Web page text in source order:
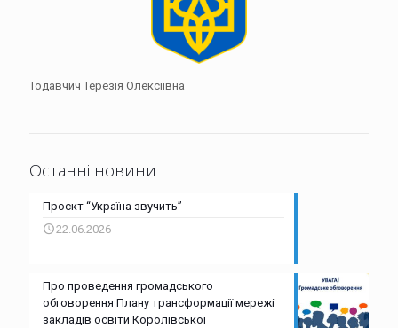
Тодавчич Терезія Олексіївна
Останні новини
Проєкт “Україна звучить”
22.06.2026
Про проведення громадського
обговорення Плану трансформації мережі
закладів освіти Королівської